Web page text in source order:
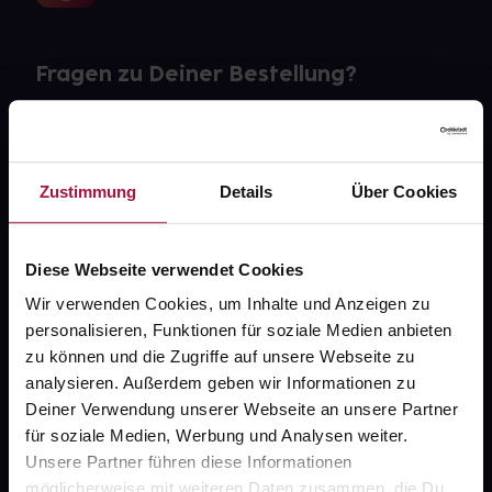
Zustimmung Details Über Cookies
Diese Webseite verwendet Cookies
Wir verwenden Cookies, um Inhalte und Anzeigen zu
personalisieren, Funktionen für soziale Medien anbieten
zu können und die Zugriffe auf unsere Webseite zu
analysieren. Außerdem geben wir Informationen zu
Deiner Verwendung unserer Webseite an unsere Partner
für soziale Medien, Werbung und Analysen weiter.
Unsere Partner führen diese Informationen
Fragen zu Deiner Bestellung?
Über uns
Karriere